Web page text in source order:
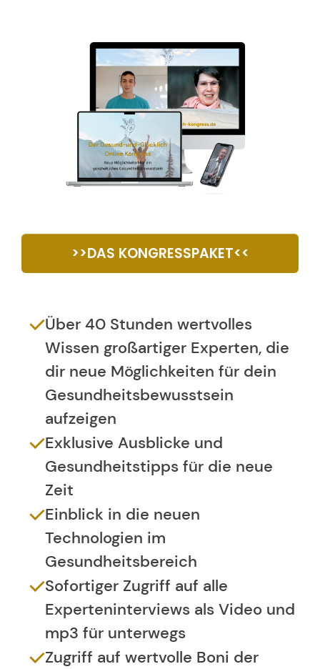
>>DAS KONGRESSPAKET<<
Über 40 Stunden wertvolles
Wissen großartiger Experten, die
dir neue Möglichkeiten für dein
Gesundheitsbewusstsein
aufzeigen
Exklusive Ausblicke und
Gesundheitstipps für die neue
Zeit
Einblick in die neuen
Technologien im
Gesundheitsbereich
Sofortiger Zugriff auf alle
Experteninterviews als Video und
mp3 für unterwegs
Zugriff auf wertvolle Boni der